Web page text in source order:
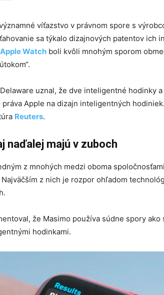
víťazstvo v právnom spore s
sa týkalo dizajnových patentov ich
Apple Watch boli kvôli mnohým sporom
uznal, že dve inteligentné hodinky
Apple na dizajn inteligentných
Reuters.
naďalej majú v zuboch
z mnohých medzi oboma
z nich je rozpor ohľadom
že Masimo používa súdne spory
hodinkami.